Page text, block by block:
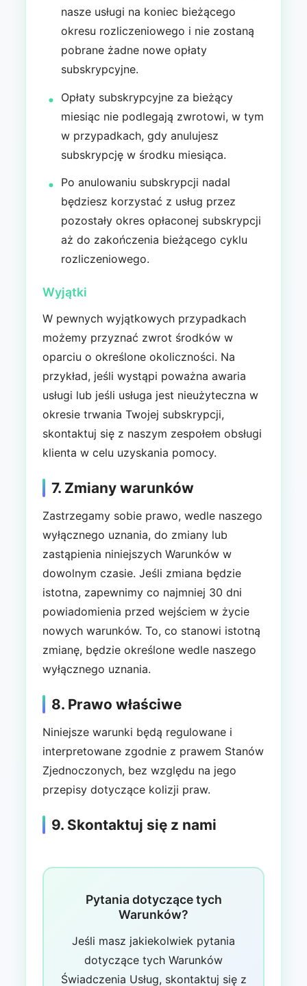
nasze usługi na koniec bieżącego
okresu rozliczeniowego i nie zostaną
pobrane żadne nowe opłaty
subskrypcyjne.
Opłaty subskrypcyjne za bieżący
miesiąc nie podlegają zwrotowi, w tym
w przypadkach, gdy anulujesz
subskrypcję w środku miesiąca.
Po anulowaniu subskrypcji nadal
będziesz korzystać z usług przez
pozostały okres opłaconej subskrypcji
aż do zakończenia bieżącego cyklu
rozliczeniowego.
Wyjątki
W pewnych wyjątkowych przypadkach
możemy przyznać zwrot środków w
oparciu o określone okoliczności. Na
przykład, jeśli wystąpi poważna awaria
usługi lub jeśli usługa jest nieużyteczna w
okresie trwania Twojej subskrypcji,
skontaktuj się z naszym zespołem obsługi
klienta w celu uzyskania pomocy.
7. Zmiany warunków
Zastrzegamy sobie prawo, wedle naszego
wyłącznego uznania, do zmiany lub
zastąpienia niniejszych Warunków w
dowolnym czasie. Jeśli zmiana będzie
istotna, zapewnimy co najmniej 30 dni
powiadomienia przed wejściem w życie
nowych warunków. To, co stanowi istotną
zmianę, będzie określone wedle naszego
wyłącznego uznania.
8. Prawo właściwe
Niniejsze warunki będą regulowane i
interpretowane zgodnie z prawem Stanów
Zjednoczonych, bez względu na jego
przepisy dotyczące kolizji praw.
9. Skontaktuj się z nami
Pytania dotyczące tych
Warunków?
Jeśli masz jakiekolwiek pytania
dotyczące tych Warunków
Świadczenia Usług, skontaktuj się z